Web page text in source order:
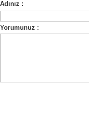
Adınız :
Yorumunuz :